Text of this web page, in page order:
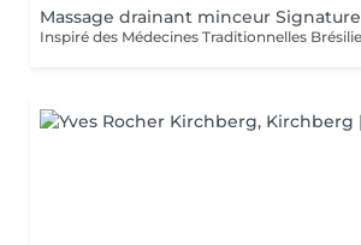
Massage drainant minceur Signature